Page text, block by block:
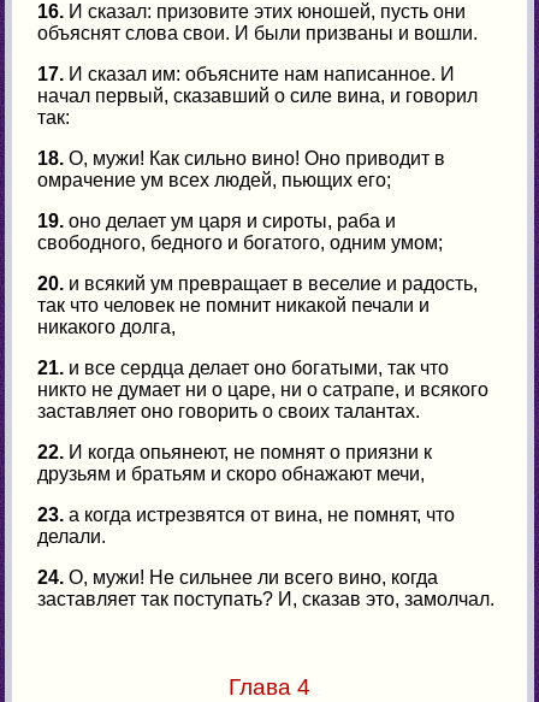
16. И сказал: призовите этих юношей, пусть они
объяснят слова свои. И были призваны и вошли.
17. И сказал им: объясните нам написанное. И
начал первый, сказавший о силе вина, и говорил
так:
18. О, мужи! Как сильно вино! Оно приводит в
омрачение ум всех людей, пьющих его;
19. оно делает ум царя и сироты, раба и
свободного, бедного и богатого, одним умом;
20. и всякий ум превращает в веселие и радость,
так что человек не помнит никакой печали и
никакого долга,
21. и все сердца делает оно богатыми, так что
никто не думает ни о царе, ни о сатрапе, и всякого
заставляет оно говорить о своих талантах.
22. И когда опьянеют, не помнят о приязни к
друзьям и братьям и скоро обнажают мечи,
23. а когда истрезвятся от вина, не помнят, что
делали.
24. О, мужи! Не сильнее ли всего вино, когда
заставляет так поступать? И, сказав это, замолчал.
Глава 4